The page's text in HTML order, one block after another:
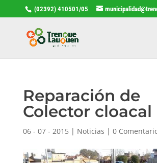
(02392) 410501/05
Reparación de
Colector cloacal
06 - 07 - 2015| Noticias | 0